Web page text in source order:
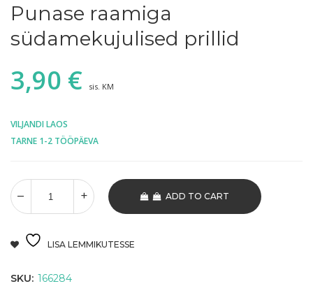
Punase raamiga
südamekujulised prillid
3,90 € sis. KM
VILJANDI LAOS
TARNE 1-2 TÖÖPÄEVA
ADD TO CART
LISA LEMMIKUTESSE
SKU: 166284